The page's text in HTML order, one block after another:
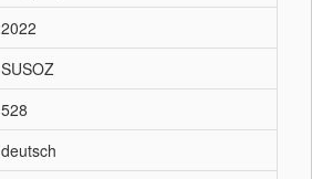
2022
SUSOZ
528
deutsch